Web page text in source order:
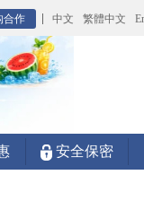
合作 中文 繁體中文
安全保密